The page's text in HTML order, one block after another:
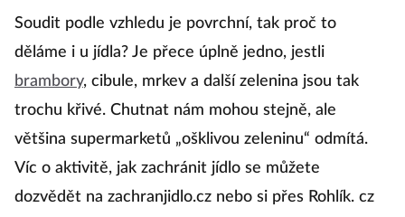
Soudit podle vzhledu je povrchní, tak proč to
děláme i u jídla? Je přece úplně jedno, jestli
brambory, cibule, mrkev a další zelenina jsou tak
trochu křivé. Chutnat nám mohou stejně, ale
většina supermarketů „ošklivou zeleninu“ odmítá.
Víc o aktivitě, jak zachránit jídlo se můžete
dozvědět na zachranjidlo.cz nebo si přes Rohlík. cz